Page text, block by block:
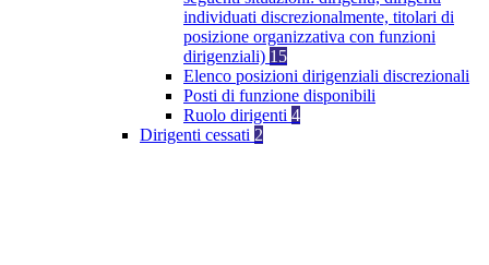
individuati discrezionalmente, titolari di
posizione organizzativa con funzioni
dirigenziali) 15
Elenco posizioni dirigenziali discrezionali
Posti di funzione disponibili
Ruolo dirigenti 4
Dirigenti cessati 2